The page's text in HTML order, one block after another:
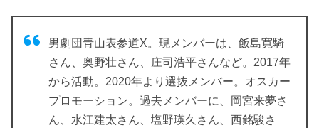
男劇団青山表参道X。現メンバーは、飯島寛騎
さん、奥野壮さん、庄司浩平さんなど。2017年
から活動。2020年より選抜メンバー。オスカー
プロモーション。過去メンバーに、岡宮来夢さ
ん、水江建太さん、塩野瑛久さん、西銘駿さ